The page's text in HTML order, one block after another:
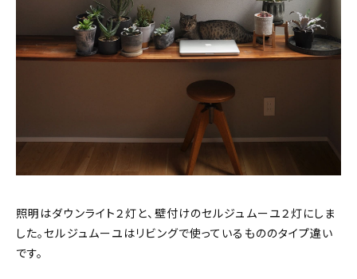
照明はダウンライト２灯と、壁付けのセルジュムーユ２灯にしま
した。セルジュムーユはリビングで使っているもののタイプ違い
です。